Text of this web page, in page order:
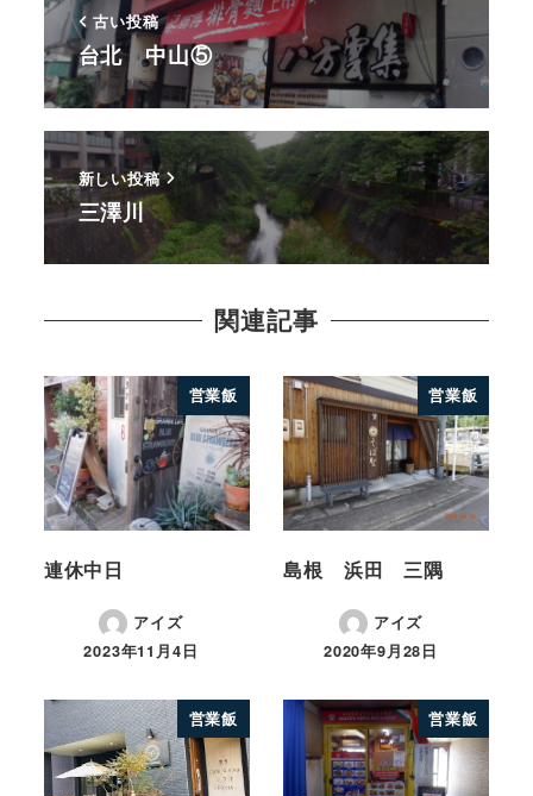
古い投稿
台北 中山⑤
新しい投稿
三澤川
関連記事
営業飯
連休中日
アイズ
2023年11月4日
営業飯
島根 浜田 三隅
アイズ
2020年9月28日
営業飯 営業飯